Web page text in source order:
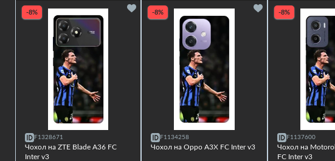
-8%
F1328671
Чохол на ZTE Blade A36 FC
Inter v3
-8%
F1134258
Чохол на Oppo A3X FC Inter v3
-8%
F1137600
Чохол на
FC Inter v3